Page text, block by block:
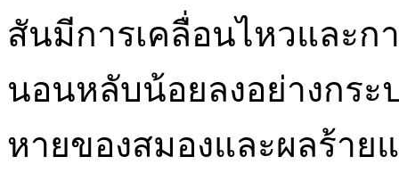
สันมีการเคลื่อนไหวและก
นอนหลับน้อยลงอย่างกระ
หายของสมองและผลร้าย